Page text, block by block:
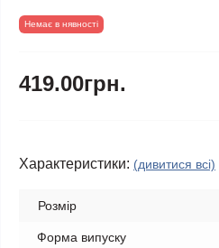
Немає в нявності
419.00грн.
Характеристики: (дивитися всі)
Розмір
Форма випуску